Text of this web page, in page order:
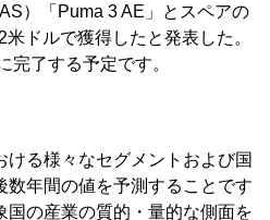
）「Puma 3 AE」とスペアの
ドルで獲得したと発表した。
完了する予定です。
る様々なセグメントおよび国
数年間の値を予測することです
国の産業の質的・量的な側面を